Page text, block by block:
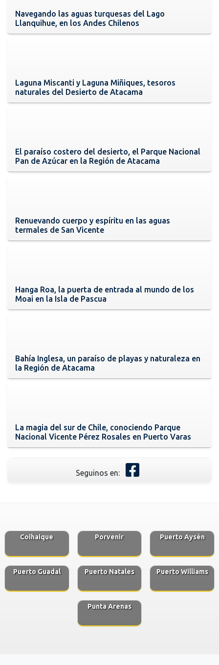
Navegando las aguas turquesas del Lago
Llanquihue, en los Andes Chilenos
Laguna Miscanti y Laguna Miñiques, tesoros
naturales del Desierto de Atacama
El paraíso costero del desierto, el Parque Nacional
Pan de Azúcar en la Región de Atacama
Renuevando cuerpo y espíritu en las aguas
termales de San Vicente
Hanga Roa, la puerta de entrada al mundo de los
Moai en la Isla de Pascua
Bahía Inglesa, un paraíso de playas y naturaleza en
la Región de Atacama
La magia del sur de Chile, conociendo Parque
Nacional Vicente Pérez Rosales en Puerto Varas
Seguinos en:
Coihaique Porvenir Puerto Aysén
Puerto Guadal Puerto Natales Puerto Williams
Punta Arenas